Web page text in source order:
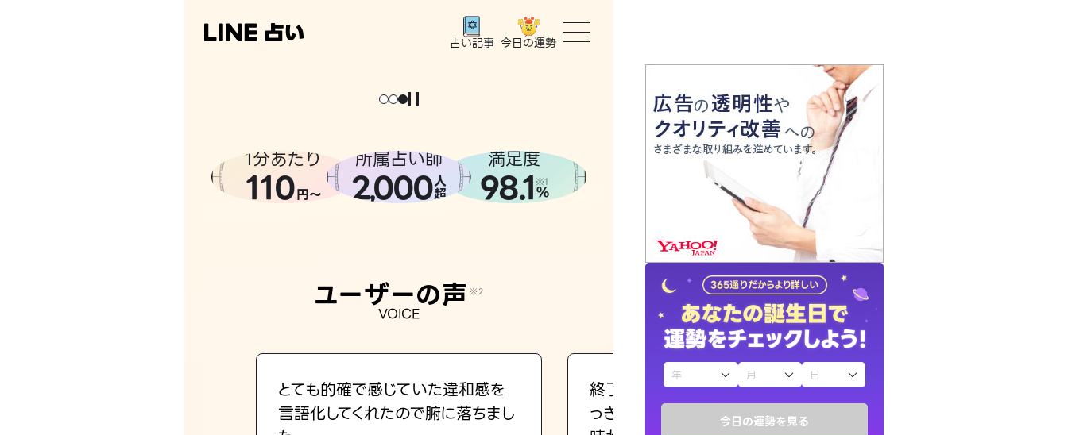
今日の運勢を見る
占い記事 今日の運勢
トップ
ユーザーの声
占いの流れ
おすすめの占い師
よくある質問
えもじの子（占）12星座占い
1分あたり
110円〜
所属占い師
2,000人
超
満足度
98.1 ※1
%
ユーザーの声 ※2
VOICE
とても的確で感じていた違和感を
言語化してくれたので腑に落ちまし
終了後とても前向きな気持ちで、さ
っきまでの心のモヤが嘘のように